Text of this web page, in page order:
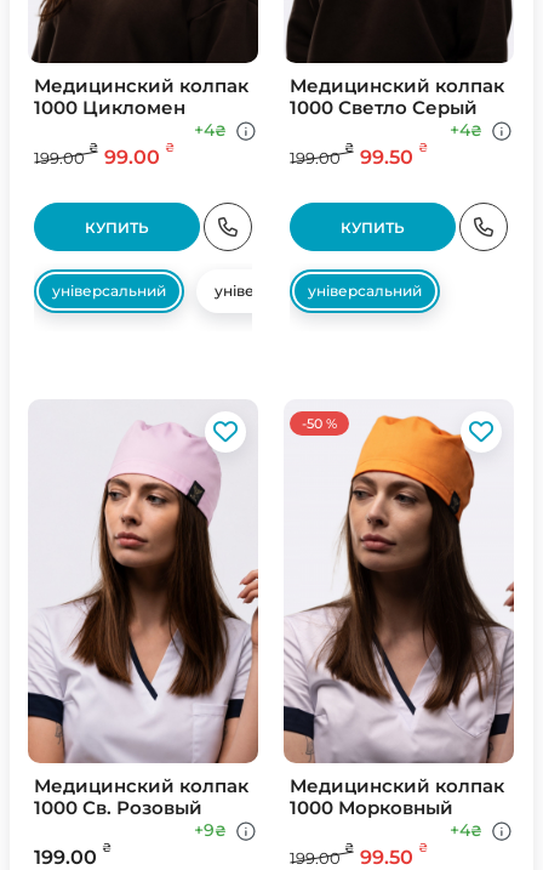
Медицинский колпак
1000 Цикломен
199.00
₴ 99.00 ₴
+4₴
КУПИТЬ
універсальний універсальний
Медицинский колпак
1000 Светло Серый
199.00
₴ 99.50 ₴
+4₴
КУПИТЬ
універсальний
Медицинский колпак
1000 Св. Розовый
199.00 ₴
+9₴
-50 %
Медицинский колпак
1000 Морковный
199.00
₴ 99.50 ₴
+4₴